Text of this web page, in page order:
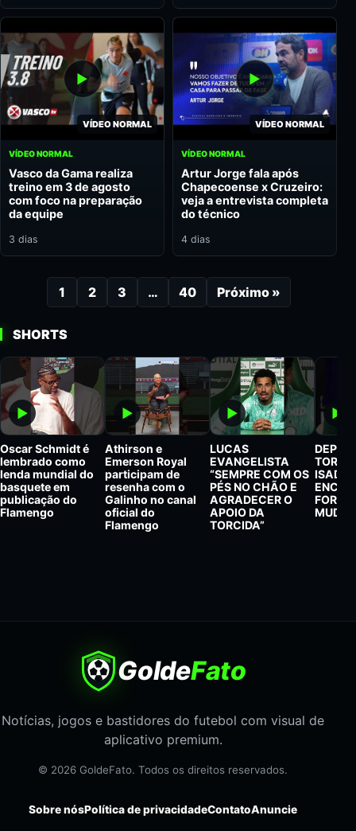
VÍDEO NORMAL
VÍDEO NORMAL
Vasco da Gama realiza
treino em 3 de agosto
com foco na preparação
da equipe
3 dias
VÍDEO NORMAL
VÍDEO NORMAL
Artur Jorge fala após
Chapecoense x Cruzeiro:
veja a entrevista completa
do técnico
4 dias
1 2 3 … 40 Próximo »
SHORTS
▶
Oscar Schmidt é
lembrado como
lenda mundial do
basquete em
publicação do
Flamengo
▶
Athirson e
Emerson Royal
participam de
resenha com o
Galinho no canal
oficial do
Flamengo
▶
LUCAS
EVANGELISTA
“SEMPRE COM OS
PÉS NO CHÃO E
AGRADECER O
APOIO DA
TORCIDA”
▶
GoldeFato
Notícias, jogos e bastidores do futebol com visual de
aplicativo premium.
© 2026 GoldeFato. Todos os direitos reservados.
Sobre nósPolítica de privacidadeContatoAnuncie